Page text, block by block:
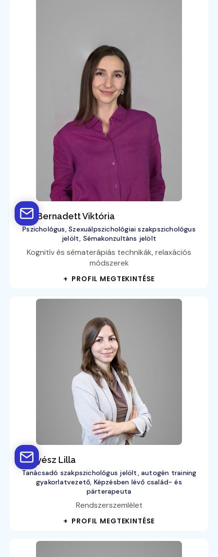
Pálfi Bernadett Viktória
Pszichológus, Szexuálpszichológiai szakpszichológus
jelölt, Sémakonzultáns jelölt
Kognitív és sématerápiás technikák, relaxációs
módszerek
+ PROFIL MEGTEKINTÉSE
Pernyész Lilla
Tanácsadó szakpszichológus jelölt, autogén training
gyakorlatvezető, Képzésben lévő család- és
párterapeuta
Rendszerszemlélet
+ PROFIL MEGTEKINTÉSE